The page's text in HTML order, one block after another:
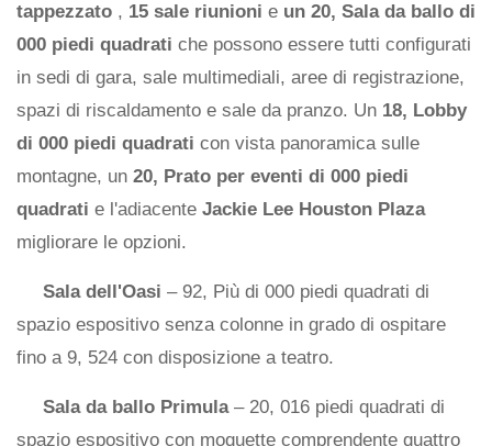
tappezzato , 15 sale riunioni e un 20, Sala da ballo di
000 piedi quadrati che possono essere tutti configurati
in sedi di gara, sale multimediali, aree di registrazione,
spazi di riscaldamento e sale da pranzo. Un 18, Lobby
di 000 piedi quadrati con vista panoramica sulle
montagne, un 20, Prato per eventi di 000 piedi
quadrati e l'adiacente Jackie Lee Houston Plaza
migliorare le opzioni.
Sala dell'Oasi – 92, Più di 000 piedi quadrati di
spazio espositivo senza colonne in grado di ospitare
fino a 9, 524 con disposizione a teatro.
Sala da ballo Primula – 20, 016 piedi quadrati di
spazio espositivo con moquette comprendente quattro